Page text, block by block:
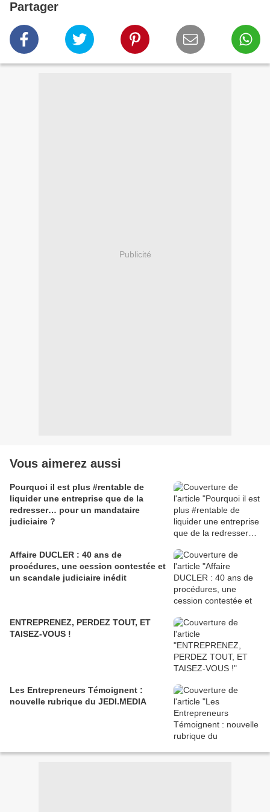
Partager
Publicité
Vous aimerez aussi
Pourquoi il est plus #rentable de
liquider une entreprise que de la
redresser… pour un mandataire
judiciaire ?
Affaire DUCLER : 40 ans de
procédures, une cession contestée et
un scandale judiciaire inédit
ENTREPRENEZ, PERDEZ TOUT, ET
TAISEZ-VOUS !
Les Entrepreneurs Témoignent :
nouvelle rubrique du JEDI.MEDIA